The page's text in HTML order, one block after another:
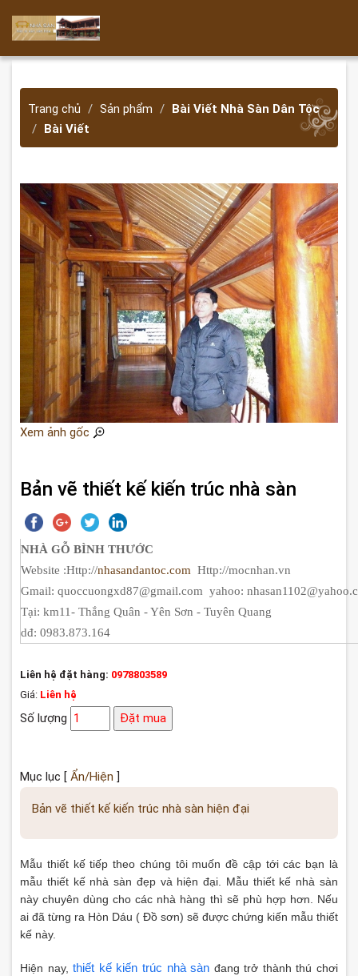
Trang chủ Sản phẩm
Bài Viết Nhà Sàn Dân Tộc
Bài Viết
Xem ảnh gốc
Bản vẽ thiết kế kiến trúc nhà sàn
NHÀ GỖ BÌNH THƯỚC
Website :Http://nhasandantoc.com Http://mocnhan.vn
Gmail: quoccuongxd87@gmail.com yahoo:
Tại: km11- Thắng Quân - Yên Sơn - Tuyên Quang
dđ: 0983.873.164
Liên hệ đặt hàng: 0978803589
Giá: Liên hệ
Số lượng Đặt mua
Mục lục [ Ẩn/Hiện
Bản vẽ thiết kế kiến trúc nhà sàn hiện đại
Mẫu thiết kế tiếp theo chúng tôi muốn đề cập tới các bạn là
mẫu thiết kế nhà sàn đẹp và hiện đại. Mẫu thiết kế nhà sàn
này chuyên dùng cho các nhà hàng thì sẽ phù hợp hơn. Nếu
ai đã từng ra Hòn Dáu ( Đồ sơn) sẽ được chứng kiến mẫu thiết
kế này.
Hiện nay,thiết kế kiến trúc nhà sàn đang trở thành thú chơi